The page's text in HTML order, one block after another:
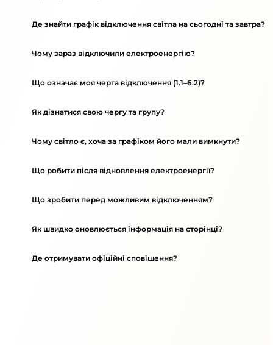
Де знайти графік відключення світла на сьогодні та завтра?
Чому зараз відключили електроенергію?
Що означає моя черга відключення (1.1–6.2)?
Як дізнатися свою чергу та групу?
Чому світло є, хоча за графіком його мали вимкнути?
Що робити після відновлення електроенергії?
Що зробити перед можливим відключенням?
Як швидко оновлюється інформація на сторінці?
Де отримувати офіційні сповіщення?